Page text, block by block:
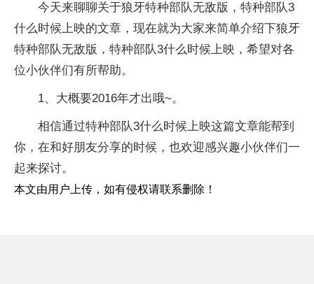
今天来聊聊关于狼牙特种部队无敌版，特种部队3
什么时候上映的文章，现在就为大家来简单介绍下狼牙
特种部队无敌版，特种部队3什么时候上映，希望对各
位小伙伴们有所帮助。
1、大概要2016年才出哦~。
相信通过特种部队3什么时候上映这篇文章能帮到
你，在和好朋友分享的时候，也欢迎感兴趣小伙伴们一
起来探讨。
本文由用户上传，如有侵权请联系删除！